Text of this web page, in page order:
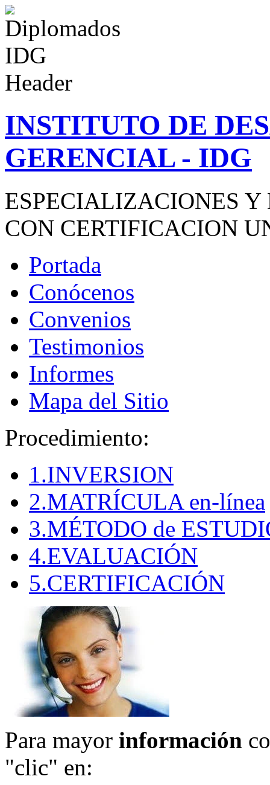
INSTITUTO DE
GERENCIAL - IDG
ESPECIALIZACIONES
CON CERTIFICACION
Portada
Conócenos
Convenios
Testimonios
Informes
Mapa del Sitio
Procedimiento:
1.INVERSION
2.MATRÍCULA en-línea
3.MÉTODO de
4.EVALUACIÓN
5.CERTIFICACIÓN
Para mayor información
"clic" en: